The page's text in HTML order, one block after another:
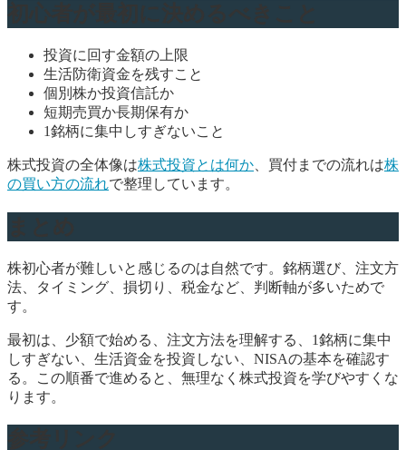
投資に回す金額の上限
生活防衛資金を残すこと
個別株か投資信託か
短期売買か長期保有か
1銘柄に集中しすぎないこと
株式投資の全体像は株式投資とは何か 、買付までの流れは株
の買い方の流れで整理しています。
株初心者が難しいと感じるのは自然です。銘柄選び、注文方
法、タイミング、損切り、税金など、判断軸が多いためで
す。
最初は、少額で始める、注文方法を理解する、1銘柄に集中
しすぎない、生活資金を投資しない、NISAの基本を確認す
る。この順番で進めると、無理なく株式投資を学びやすくな
ります。